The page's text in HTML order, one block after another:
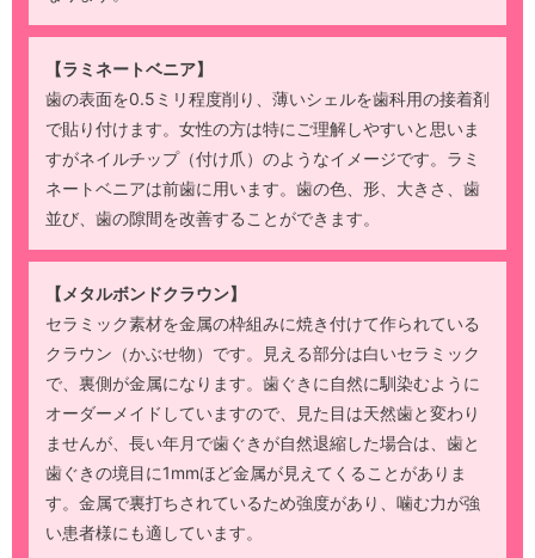
【ラミネートベニア】
歯の表面を0.5ミリ程度削り、薄いシェルを歯科用の接着剤
で貼り付けます。女性の方は特にご理解しやすいと思いま
すがネイルチップ（付け爪）のようなイメージです。ラミ
ネートベニアは前歯に用います。歯の色、形、大きさ、歯
並び、歯の隙間を改善することができます。
【メタルボンドクラウン】
セラミック素材を金属の枠組みに焼き付けて作られている
クラウン（かぶせ物）です。見える部分は白いセラミック
で、裏側が金属になります。歯ぐきに自然に馴染むように
オーダーメイドしていますので、見た目は天然歯と変わり
ませんが、長い年月で歯ぐきが自然退縮した場合は、歯と
歯ぐきの境目に1mmほど金属が見えてくることがありま
す。金属で裏打ちされているため強度があり、噛む力が強
い患者様にも適しています。